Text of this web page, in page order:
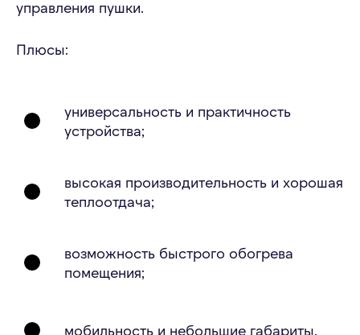
управления пушки.
Плюсы:
универсальность и практичность
устройства;
высокая производительность и хорошая
теплоотдача;
возможность быстрого обогрева
помещения;
мобильность и небольшие габариты.